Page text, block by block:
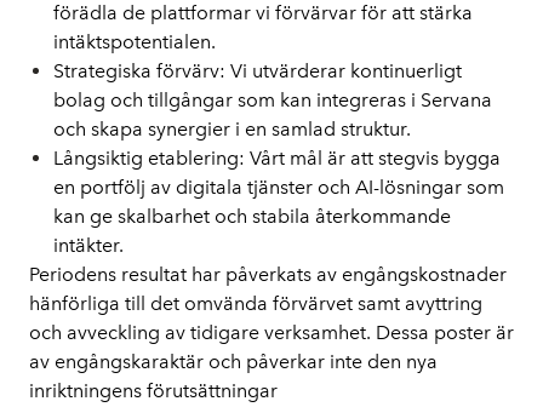
förädla de plattformar vi förvärvar för att stärka
intäktspotentialen.
Strategiska förvärv: Vi utvärderar kontinuerligt
bolag och tillgångar som kan integreras i Servana
och skapa synergier i en samlad struktur.
Långsiktig etablering: Vårt mål är att stegvis bygga
en portfölj av digitala tjänster och AI-lösningar som
kan ge skalbarhet och stabila återkommande
intäkter.
Periodens resultat har påverkats av engångskostnader
hänförliga till det omvända förvärvet samt avyttring
och avveckling av tidigare verksamhet. Dessa poster är
av engångskaraktär och påverkar inte den nya
inriktningens förutsättningar